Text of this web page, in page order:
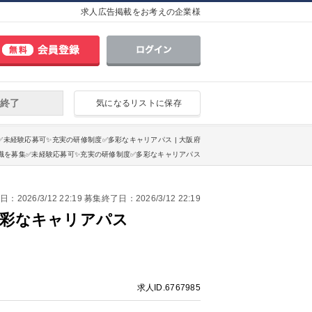
求人広告掲載をお考えの企業様
気になるリストに保存
了
経験応募可✨充実の研修制度✅多彩なキャリアパス | 大阪府
募集✅未経験応募可✨充実の研修制度✅多彩なキャリアパス
：2026/3/12 22:19 募集終了日：2026/3/12 22:19
なキャリアパス
求人ID.6767985